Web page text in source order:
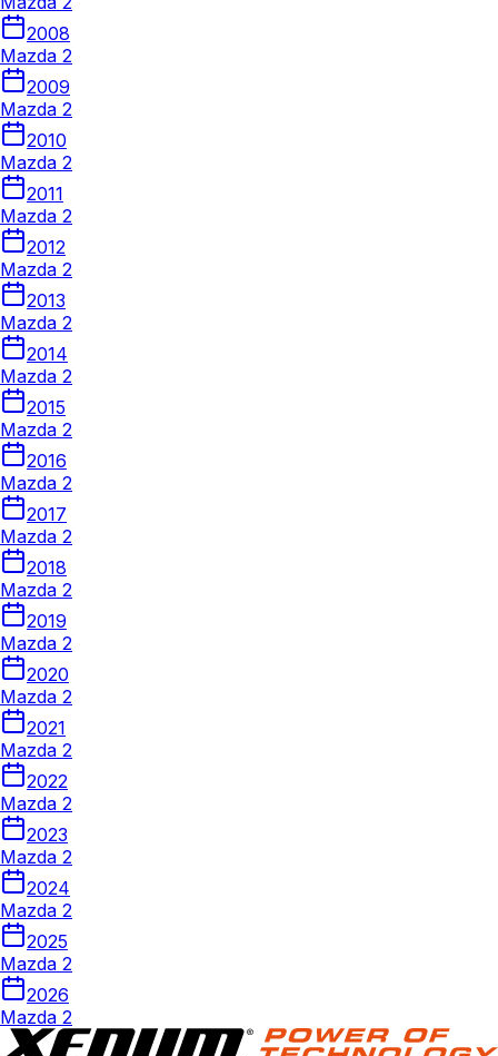
2008
Mazda 2
2009
Mazda 2
2010
Mazda 2
2011
Mazda 2
2012
Mazda 2
2013
Mazda 2
2014
Mazda 2
2015
Mazda 2
2016
Mazda 2
2017
Mazda 2
2018
Mazda 2
2019
Mazda 2
2020
Mazda 2
2021
Mazda 2
2022
Mazda 2
2023
Mazda 2
2024
Mazda 2
2025
Mazda 2
2026
Mazda 2